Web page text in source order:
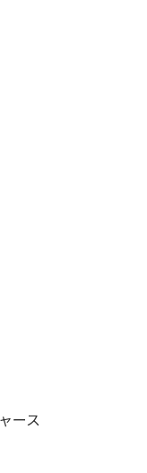
ース